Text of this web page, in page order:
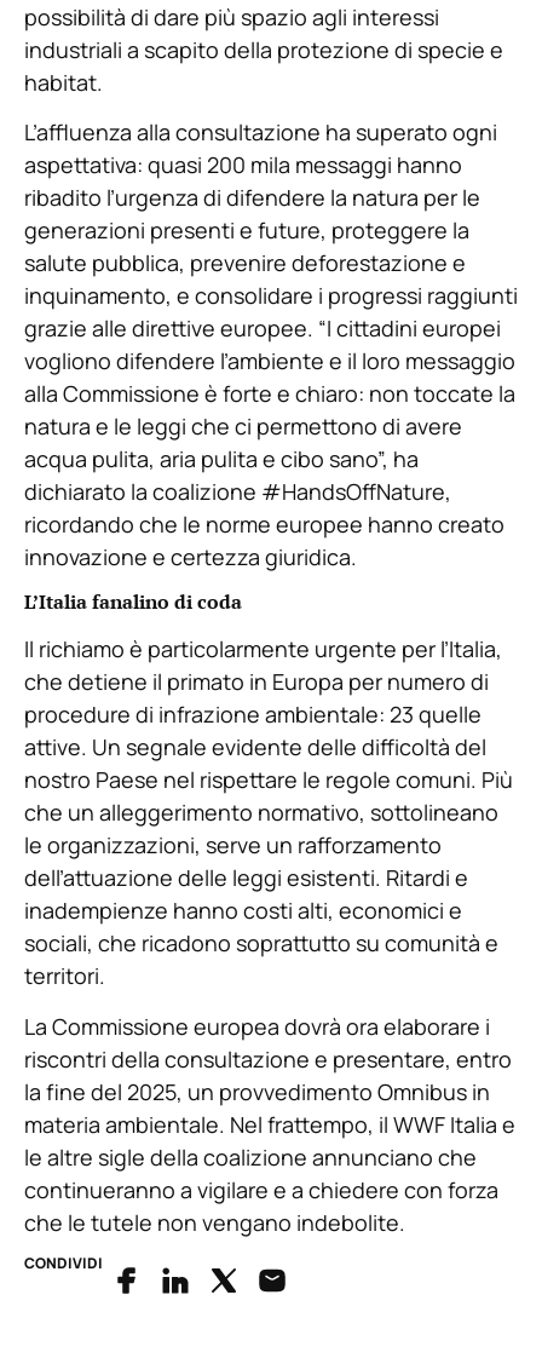
possibilità di dare più spazio agli interessi
industriali a scapito della protezione di specie e
habitat.
L’affluenza alla consultazione ha superato ogni
aspettativa: quasi 200 mila messaggi hanno
ribadito l’urgenza di difendere la natura per le
generazioni presenti e future, proteggere la
salute pubblica, prevenire deforestazione e
inquinamento, e consolidare i progressi raggiunti
grazie alle direttive europee. “I cittadini europei
vogliono difendere l’ambiente e il loro messaggio
alla Commissione è forte e chiaro: non toccate la
natura e le leggi che ci permettono di avere
acqua pulita, aria pulita e cibo sano”, ha
dichiarato la coalizione #HandsOffNature,
ricordando che le norme europee hanno creato
innovazione e certezza giuridica.
L’Italia fanalino di coda
Il richiamo è particolarmente urgente per l’Italia,
che detiene il primato in Europa per numero di
procedure di infrazione ambientale: 23 quelle
attive. Un segnale evidente delle difficoltà del
nostro Paese nel rispettare le regole comuni. Più
che un alleggerimento normativo, sottolineano
le organizzazioni, serve un rafforzamento
dell’attuazione delle leggi esistenti. Ritardi e
inadempienze hanno costi alti, economici e
sociali, che ricadono soprattutto su comunità e
territori.
La Commissione europea dovrà ora elaborare i
riscontri della consultazione e presentare, entro
la fine del 2025, un provvedimento Omnibus in
materia ambientale. Nel frattempo, il WWF Italia e
le altre sigle della coalizione annunciano che
continueranno a vigilare e a chiedere con forza
che le tutele non vengano indebolite.
CONDIVIDI